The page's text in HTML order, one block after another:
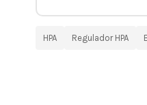
HPA Regulador HPA